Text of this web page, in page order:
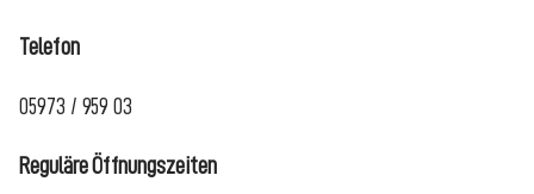
Telefon
05973 / 959 03
Reguläre Öffnungszeiten